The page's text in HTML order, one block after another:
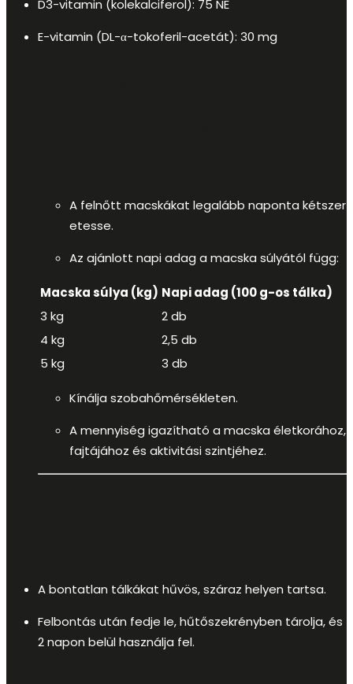
D3-vitamin (kolekalciferol): 75 NE
E-vitamin (DL-α-tokoferil-acetát): 30 mg
A felnőtt macskákat legalább naponta kétszer
etesse.
Az ajánlott napi adag a macska súlyától függ:
Macska súlya (kg) Napi adag (100 g-os tálka)
3 kg
2 db
4 kg
2,5 db
5 kg
3 db
Kínálja szobahőmérsékleten.
A mennyiség igazítható a macska életkorához,
fajtájához és aktivitási szintjéhez.
A bontatlan tálkákat hűvös, száraz helyen tartsa.
Felbontás után fedje le, hűtőszekrényben tárolja, és
2 napon belül használja fel.